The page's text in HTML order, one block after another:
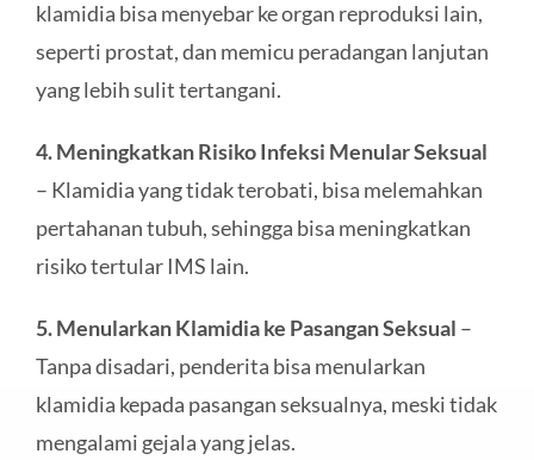
klamidia bisa menyebar ke organ reproduksi lain,
seperti prostat, dan memicu peradangan lanjutan
yang lebih sulit tertangani.
4. Meningkatkan Risiko Infeksi Menular Seksual
– Klamidia yang tidak terobati, bisa melemahkan
pertahanan tubuh, sehingga bisa meningkatkan
risiko tertular IMS lain.
5. Menularkan Klamidia ke Pasangan Seksual –
Tanpa disadari, penderita bisa menularkan
klamidia kepada pasangan seksualnya, meski tidak
mengalami gejala yang jelas.